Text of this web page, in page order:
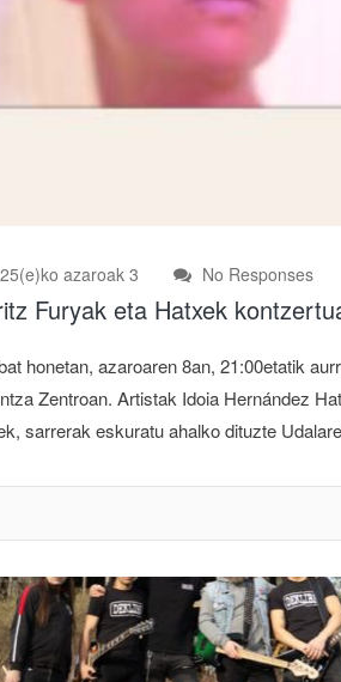
azaroak 3 No Responses
Furyak eta Hatxek
honetan, azaroaren 8an, 21:00etatik
Zentroan. Artistak Idoia Hernández
sarrerak eskuratu ahalko dituzte